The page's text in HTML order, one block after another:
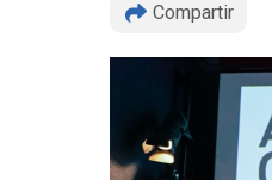
Compartir